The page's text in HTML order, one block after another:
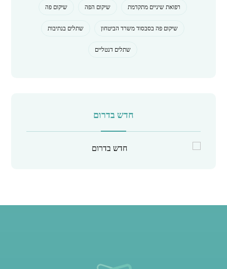
רפואת שיניים מתקדמת
שיקום הפה
שיקום פה
שיקום פה בסבסוד משרד הביטחון
שתלים בנתיבות
שתלים דנטליים
חדש בדרום